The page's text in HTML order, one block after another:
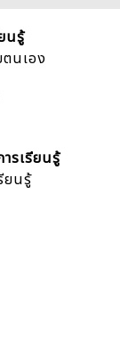
นรู้
ตนเอง
รเรียนรู้
ยนรู้